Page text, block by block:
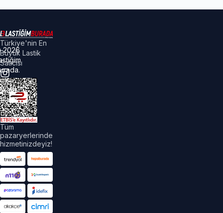
Türkiye'nin En
Büyük Lastik
Satıcısı
Tüm
pazaryerlerinde
hizmetinizdeyiz!
2026